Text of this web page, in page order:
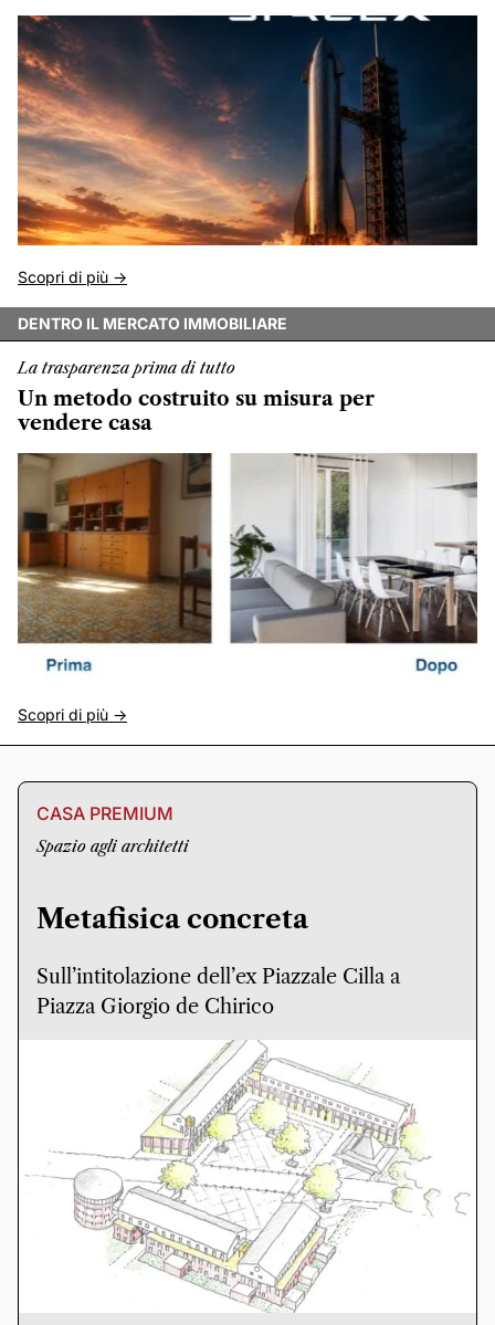
Scopri di più ->
DENTRO IL MERCATO IMMOBILIARE
La trasparenza prima di tutto
Un metodo costruito su misura per
vendere casa
Scopri di più ->
CASA PREMIUM
Spazio agli architetti
Metafisica concreta
Sull’intitolazione dell’ex Piazzale Cilla a
Piazza Giorgio de Chirico